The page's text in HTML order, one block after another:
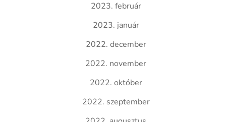
2023. február
2023. január
2022. december
2022. november
2022. október
2022. szeptember